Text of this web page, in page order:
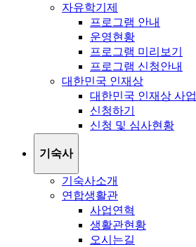
자유학기제
프로그램 안내
운영현황
프로그램 미리보기
프로그램 신청안내
대한민국 인재상
대한민국 인재상 사
신청하기
신청 및 심사현황
기숙사
기숙사소개
연합생활관
사업연혁
생활관현황
오시는길